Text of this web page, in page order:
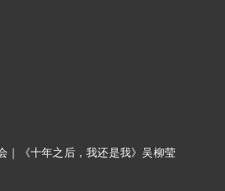
｜《十年之后，我还是我》吴柳莹